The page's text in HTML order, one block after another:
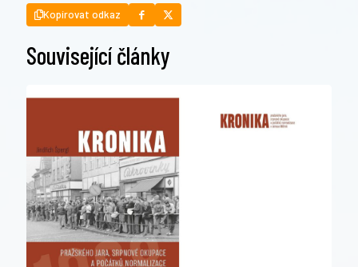
Kopírovat odkaz
Související články